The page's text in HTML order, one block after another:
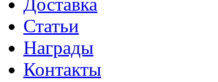
Статьи
Награды
Контакты